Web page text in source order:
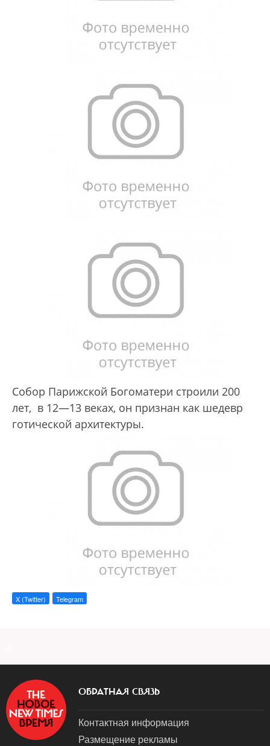
Собор Парижской Богоматери строили 200
лет, в 12—13 веках, он признан как шедевр
готической архитектуры.
X (Twitter) Telegram
ОБРАТНАЯ СВЯЗЬ
Контактная информация
Размещение рекламы